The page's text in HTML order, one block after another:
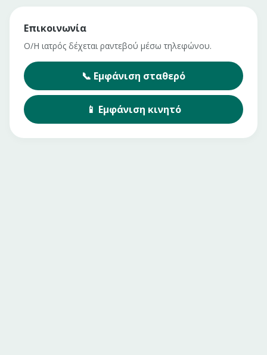
Επικοινωνία
Ο/Η ιατρός δέχεται ραντεβού μέσω τηλεφώνου.
📞 Εμφάνιση σταθερό
📱 Εμφάνιση κινητό